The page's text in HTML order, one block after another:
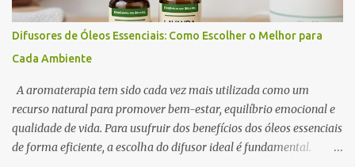
afrodisíacos mais eficazes, seus mecanismos de ação e como
utilizá-los na perfumaria e na aromaterapia para estimular a
Afrodisíacos? Os óleos essenciais afrodisíacos são essências
naturais extraídas de flores, madeiras, especiarias e resinas que
possuem propriedades capa...
Difusores de Óleos Essenciais: Como Escolher o Melhor para
Cada Ambiente
A aromaterapia tem sido cada vez mais utilizada como um
recurso natural para promover bem-estar, equilíbrio emocional e
qualidade de vida. Para usufruir dos benefícios dos óleos essenciais
de forma eficiente, a escolha do difusor ideal é fundamental.